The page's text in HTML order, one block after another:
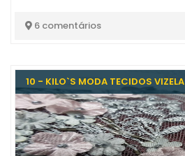
6 comentários
10 - KILO`S MODA TECIDOS VIZELA